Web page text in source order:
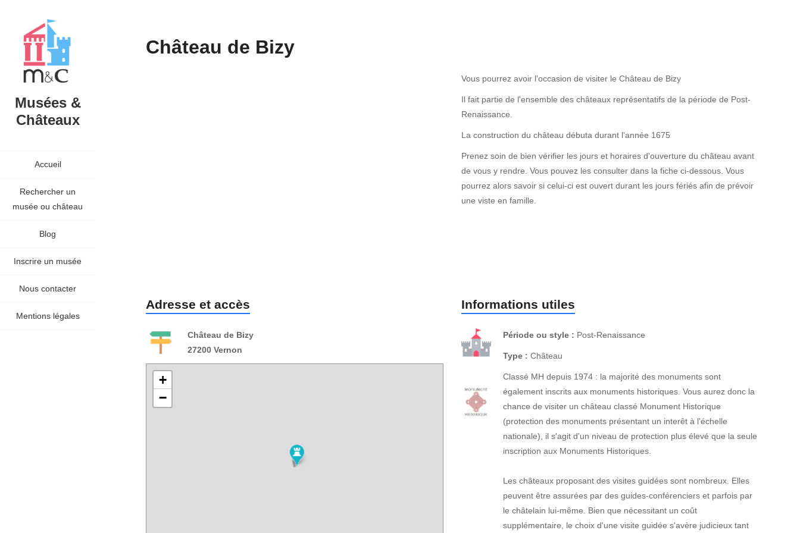
Musées &
Châteaux
Accueil
Rechercher un
musée ou château
Blog
Inscrire un musée
Nous contacter
Mentions légales
Château de Bizy
Vous pourrez avoir l'occasion de visiter le Château de Bizy
Il fait partie de l'ensemble des châteaux représentatifs de la période de Post-
Renaissance.
La construction du château débuta durant l'année 1675
Prenez soin de bien vérifier les jours et horaires d'ouverture du château avant
de vous y rendre. Vous pouvez les consulter dans la fiche ci-dessous. Vous
pourrez alors savoir si celui-ci est ouvert durant les jours fériés afin de prévoir
une viste en famille.
Adresse et accès
Château de Bizy
27200 Vernon
+
−
Informations utiles
Période ou style : Post-Renaissance
Type : Château
Classé MH depuis 1974 : la majorité des monuments sont
également inscrits aux monuments historiques. Vous aurez donc la
chance de visiter un château classé Monument Historique
(protection des monuments présentant un interêt à l'échelle
nationale), il s'agit d'un niveau de protection plus élevé que la seule
inscription aux Monuments Historiques.
Les châteaux proposant des visites guidées sont nombreux. Elles
peuvent être assurées par des guides-conférenciers et parfois par
le châtelain lui-même. Bien que nécessitant un coût
supplémentaire, le choix d'une visite guidée s'avère judicieux tant